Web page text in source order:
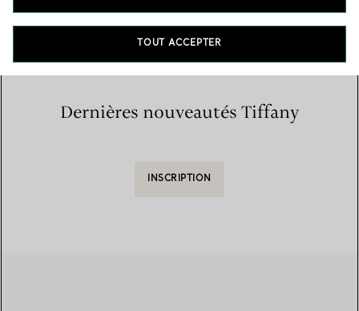
Dernières nouveautés Tiffany
INSCRIPTION
TOUT ACCEPTER